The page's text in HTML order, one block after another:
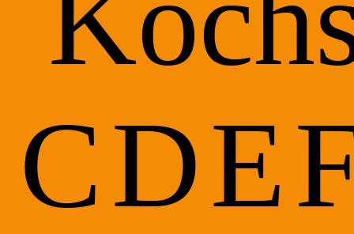
CDE